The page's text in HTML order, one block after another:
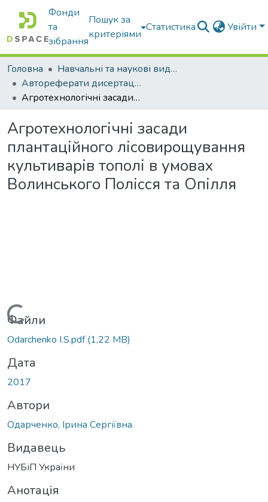
Фонди
та
зібрання
Пошук за
критеріями
Статистика Увійти
Головна
Навчальні та наукові видання
Автореферати дисертацій та дисертації
Агротехнологічні засади плантаційного лісовирощування культиварів тополі в умовах Волинського Полісся та Опілля
Агротехнологічні засади
плантаційного лісовирощування
культиварів тополі в умовах
Волинського Полісся та Опілля
Файли
Odarchenko I.S.pdf(1,22 MB)
Дата
2017
Автори
Одарченко, Ірина Сергіївна
Видавець
НУБіП України
Анотація